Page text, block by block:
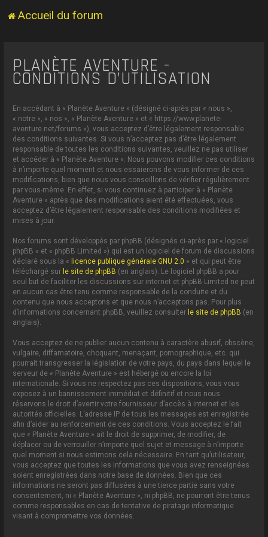
Accueil du forum
PLANÈTE AVENTURE -
CONDITIONS D’UTILISATION
En accédant à « Planète Aventure » (désigné ci-après par « nous »,
« notre », « nos », « Planète Aventure » et « https://www.planete-
aventure.net/forums »), vous acceptez d’être légalement responsable
des conditions suivantes. Si vous n’acceptez pas d’être légalement
responsable de toutes les conditions suivantes, veuillez ne pas utiliser
et accéder à « Planète Aventure ». Nous pouvons modifier ces conditions
à n’importe quel moment et nous essaierons de vous informer de ces
modifications, bien que nous vous conseillons de vérifier régulièrement
par vous-même. En effet, si vous continuez à participer à « Planète
Aventure » après que des modifications aient été effectuées, vous
acceptez d’être légalement responsable des conditions modifiées et
mises à jour.
Nos forums sont développés par phpBB (désignés ci-après par « logiciel
phpBB » et « phpBB Limited ») qui est un logiciel de forum de discussions
déclaré sous la « licence publique générale GNU 2.0 » et qui peut être
téléchargé sur le site de phpBB (en anglais). Le logiciel phpBB a pour
seul but de faciliter les discussions sur internet et phpBB Limited ne peut
en aucun cas être tenu comme responsable de la conduite et du
contenu que nous acceptons et que nous n’acceptons pas. Pour plus
d’informations concernant phpBB, veuillez consulter le site de phpBB (en
anglais).
Vous acceptez de ne publier aucun contenu à caractère abusif, obscène,
vulgaire, diffamatoire, choquant, menaçant, pornographique, etc. qui
pourrait transgresser la législation de votre pays, du pays dans lequel le
serveur de « Planète Aventure » est hébergé ou encore la loi
internationale. Si vous ne respectez pas ces dispositions, vous vous
exposez à un bannissement immédiat et définitif et nous nous
réservons le droit d’avertir votre fournisseur d’accès à internet et les
autorités officielles. L’adresse IP de tous les messages est enregistrée
afin d’aider au renforcement de ces conditions. Vous acceptez le fait
que « Planète Aventure » ait le droit de supprimer, de modifier, de
déplacer ou de verrouiller n’importe quel sujet et message à n’importe
quel moment si nous estimons cela nécessaire. En tant qu’utilisateur,
vous acceptez que toutes les informations que vous avez renseignées
soient enregistrées dans notre base de données. Bien que ces
informations ne seront pas diffusées à une tierce partie sans votre
consentement, ni « Planète Aventure », ni phpBB, ne pourront être tenus
comme responsables en cas de tentative de piratage informatique
visant à compromettre vos données.